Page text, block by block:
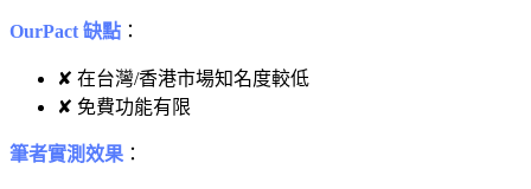
OurPact 缺點 ：
✘ 在台灣/香港市場知名度較低
✘ 免費功能有限
筆者實測效果 ：